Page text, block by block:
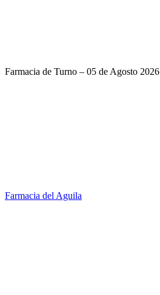
Farmacia de Turno – 05 de Agosto 2026
Farmacia del Aguila